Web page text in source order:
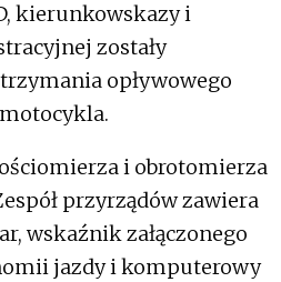
kierunkowskazy i
zostały
opływowego
i obrotomierza
przyrządów zawiera
wskaźnik załączonego
jazdy i komputerowy